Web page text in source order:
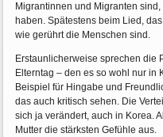
Migrantinnen und Migranten
haben. Spätestens beim Lied,
wie gerührt die Menschen sind.
Erstaunlicherweise sprechen die
Elterntag – den es so wohl nur in
Beispiel für Hingabe und
das auch kritisch sehen. Die
sich ja verändert, auch in Korea.
Mutter die stärksten Gefühle aus.